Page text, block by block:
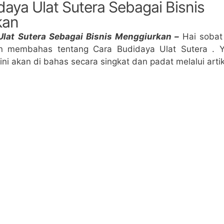
Ulat Sutera Sebagai Bisnis
Sutera Sebagai Bisnis Menggiurkan – Hai
membahas tentang Cara Budidaya Ulat Sutera .
akan di bahas secara singkat dan padat melalui